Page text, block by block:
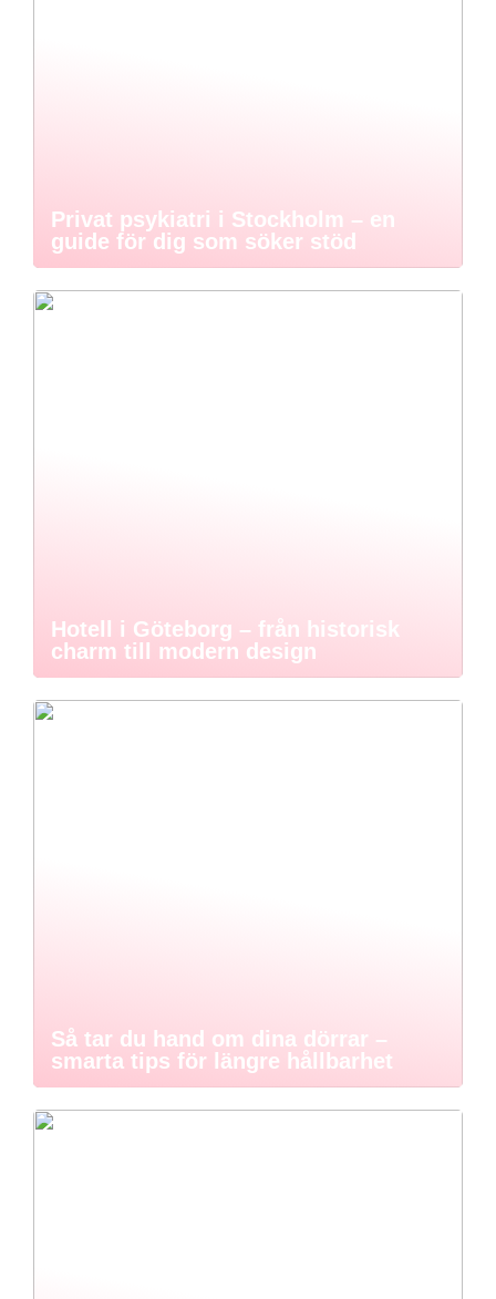
Privat psykiatri i Stockholm – en
guide för dig som söker stöd
Hotell i Göteborg – från historisk
charm till modern design
Så tar du hand om dina dörrar –
smarta tips för längre hållbarhet